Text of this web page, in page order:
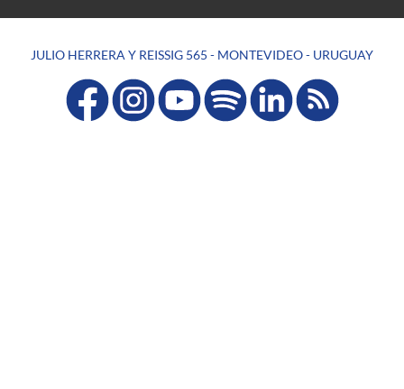
JULIO HERRERA Y REISSIG 565 - MONTEVIDEO - URUGUAY